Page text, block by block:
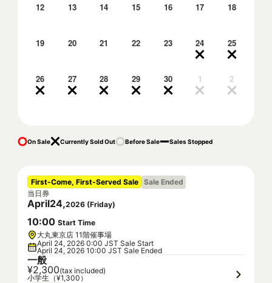
12 13 14 15 16 17 18
19 20 21 22 23 24 25
26 27 28 29 30 1 2
On Sale Currently Sold Out Before Sale Sales Stopped
First-Come, First-Served Sale Sale Ended
当日券
April24,2026 (Friday)
10:00 Start Time
大丸東京店 11階催事場
April 24, 2026 0:00 JST Sale Start
April 24, 2026 10:00 JST Sale Ended
一般
¥2,300(tax included)
小学生（¥1,300）